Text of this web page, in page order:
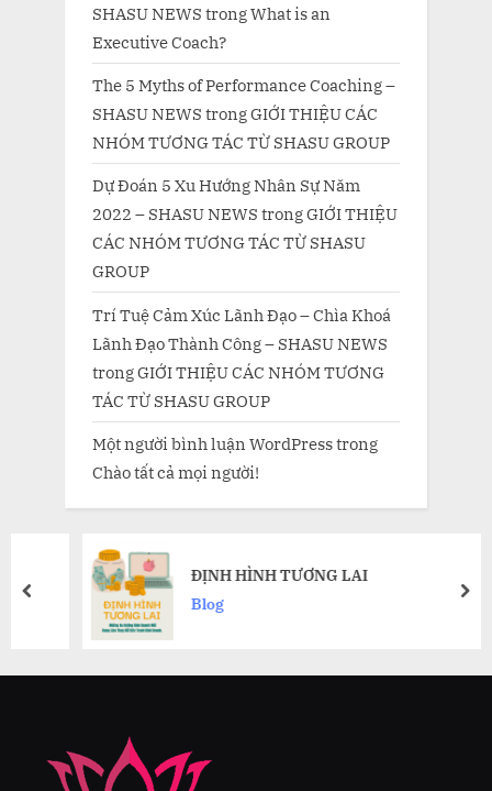
SHASU NEWS trongWhat is an
Executive Coach?
The 5 Myths of Performance Coaching –
SHASU NEWS trongGIỚI THIỆU CÁC
NHÓM TƯƠNG TÁC TỪ SHASU GROUP
Dự Đoán 5 Xu Hướng Nhân Sự Năm
2022 – SHASU NEWS trongGIỚI THIỆU
CÁC NHÓM TƯƠNG TÁC TỪ SHASU
GROUP
Trí Tuệ Cảm Xúc Lãnh Đạo – Chìa Khoá
Lãnh Đạo Thành Công – SHASU NEWS
trongGIỚI THIỆU CÁC NHÓM TƯƠNG
TÁC TỪ SHASU GROUP
Một người bình luận WordPresstrong
Chào tất cả mọi người!
ĐỊNH HÌNH TƯƠNG LAI
Blog
prev